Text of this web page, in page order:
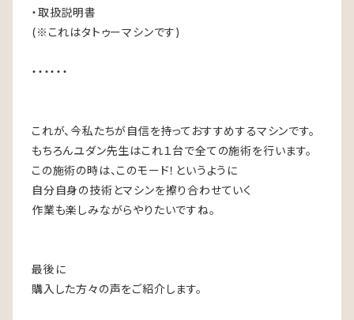
・取扱説明書
(※これはタトゥーマシンです)
・・・・・・
これが、今私たちが自信を持っておすすめするマシンです。
もちろんユダン先生はこれ１台で全ての施術を行います。
この施術の時は、このモード！というように
自分自身の技術とマシンを擦り合わせていく
作業も楽しみながらやりたいですね。
最後に
購入した方々の声をご紹介します。